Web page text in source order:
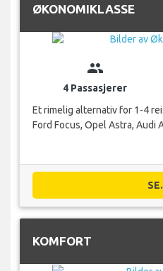
ØKONOMIKLASSE
group
4 Passasjerer
Et rimelig alternativ for 1-4
Ford Focus, Opel Astra, Audi
KOMFORT